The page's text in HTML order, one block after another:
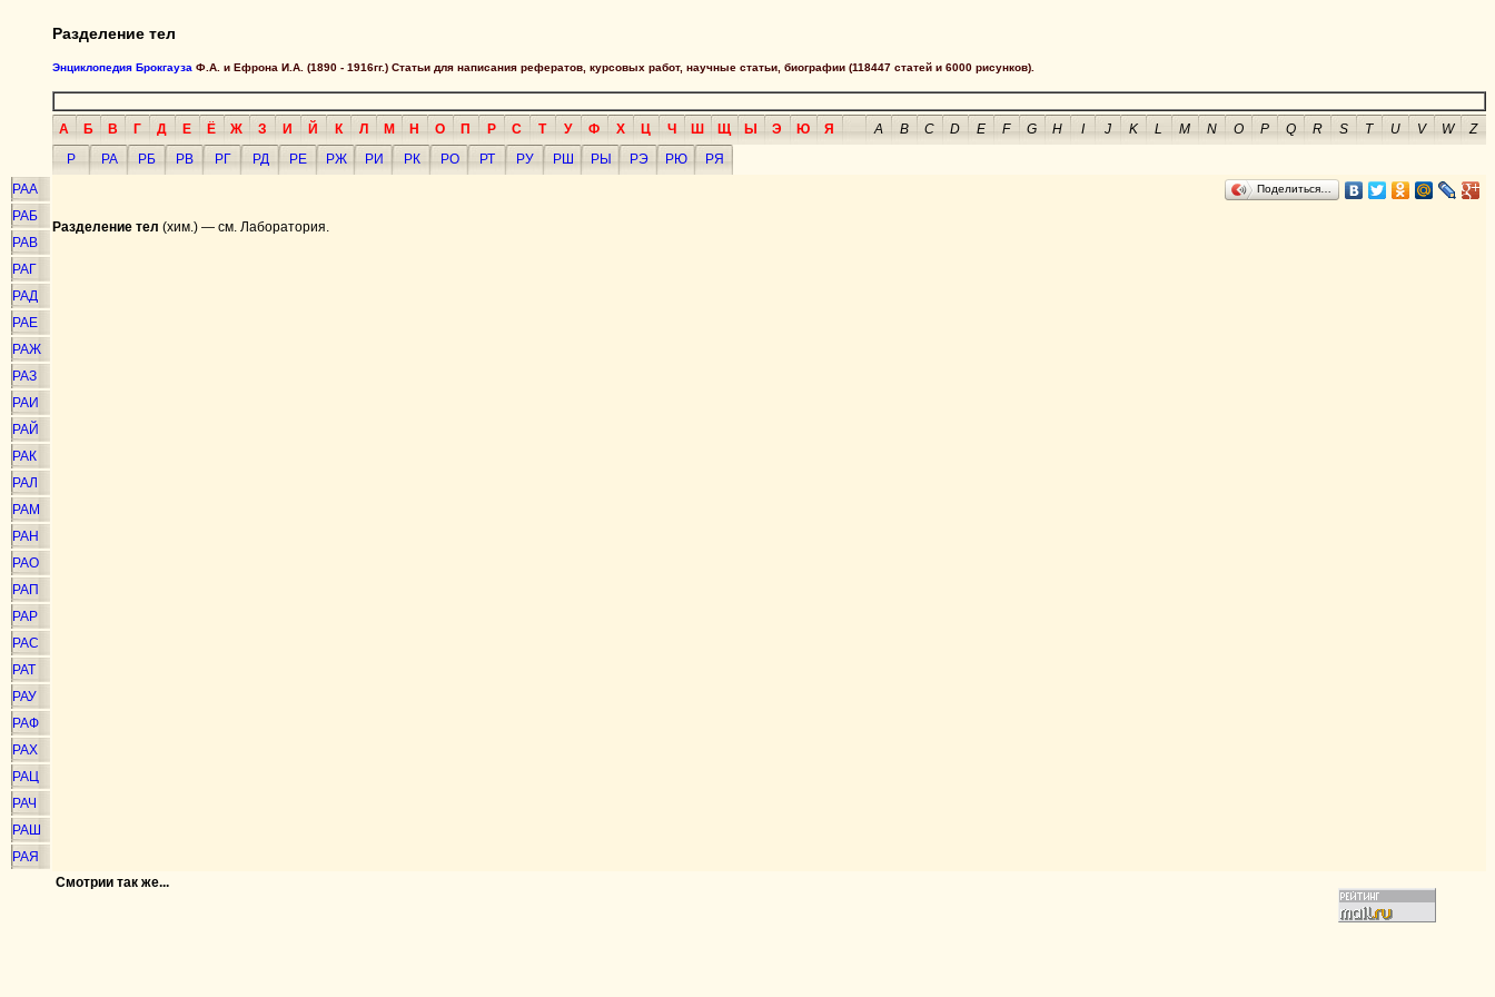
Разделение тел
Энциклопедия Брокгауза Ф.А. и Ефрона И.А. (1890 - 1916гг.) Статьи для написания рефератов, курсовых работ, научные статьи, биографии (118447 статей и 6000 рисунков).
А Б В Г Д Е Ё Ж З И Й К Л М Н О П Р С Т У Ф Х Ц Ч Ш Щ Ы Э Ю Я A B C D E F G H I J K L M N O P Q R S T U V W
Z
Р
РА РБ РВ РГ РД РЕ РЖ РИ РК РО РТ РУ РШ РЫ РЭ РЮ
РЯ
РАА
РАБ
РАВ
РАГ
РАД
РАЕ
РАЖ
РАЗ
РАИ
РАЙ
РАК
РАЛ
РАМ
РАН
РАО
РАП
РАР
РАС
РАТ
РАУ
РАФ
РАХ
РАЦ
РАЧ
РАШ
РАЯ
Поделиться…
Разделение тел (хим.) — см. Лаборатория.
Смотрии так же...